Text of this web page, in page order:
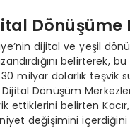
Dönüşüme
dijital ve yeşil
belirterek,
milyar dolarlık teşvik
Dönüşüm
ettiklerini belirten
değişimini içerdiğini